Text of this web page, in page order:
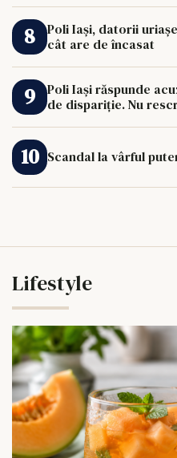
Poli Iași, datorii
cât are de încasat
Poli Iași răspunde
de dispariție. Nu
Scandal la vârful
Lifestyle